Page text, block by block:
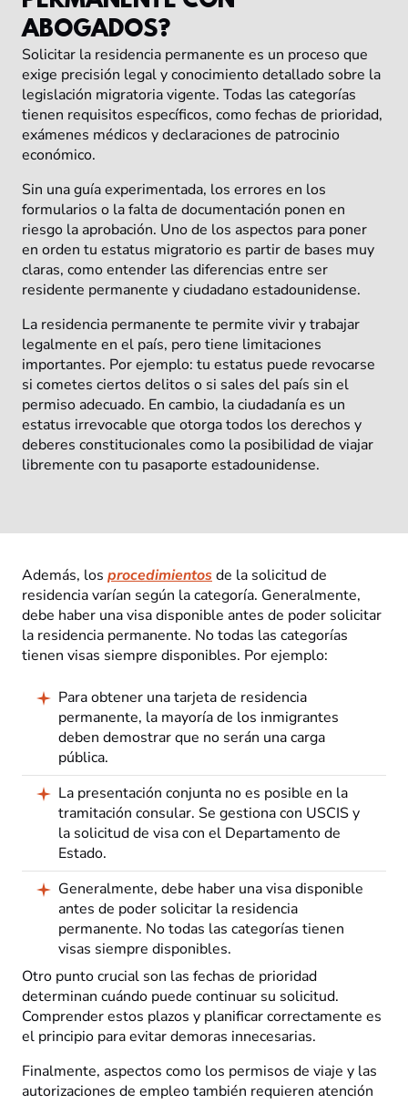
ABOGADOS?
Solicitar la residencia permanente es un proceso que
exige precisión legal y conocimiento detallado sobre la
legislación migratoria vigente. Todas las categorías
tienen requisitos específicos, como fechas de prioridad,
exámenes médicos y declaraciones de patrocinio
económico.
Sin una guía experimentada, los errores en los
formularios o la falta de documentación ponen en
riesgo la aprobación. Uno de los aspectos para poner
en orden tu estatus migratorio es partir de bases muy
claras, como entender las diferencias entre ser
residente permanente y ciudadano estadounidense.
La residencia permanente te permite vivir y trabajar
legalmente en el país, pero tiene limitaciones
importantes. Por ejemplo: tu estatus puede revocarse
si cometes ciertos delitos o si sales del país sin el
permiso adecuado. En cambio, la ciudadanía es un
estatus irrevocable que otorga todos los derechos y
deberes constitucionales como la posibilidad de viajar
libremente con tu pasaporte estadounidense.
Además, los procedimientos de la solicitud de
residencia varían según la categoría. Generalmente,
debe haber una visa disponible antes de poder solicitar
la residencia permanente. No todas las categorías
tienen visas siempre disponibles. Por ejemplo:
Para obtener una tarjeta de residencia
permanente, la mayoría de los inmigrantes
deben demostrar que no serán una carga
pública.
La presentación conjunta no es posible en la
tramitación consular. Se gestiona con USCIS y
la solicitud de visa con el Departamento de
Estado.
Generalmente, debe haber una visa disponible
antes de poder solicitar la residencia
permanente. No todas las categorías tienen
visas siempre disponibles.
Otro punto crucial son las fechas de prioridad
determinan cuándo puede continuar su solicitud.
Comprender estos plazos y planificar correctamente es
el principio para evitar demoras innecesarias.
Finalmente, aspectos como los permisos de viaje y las
autorizaciones de empleo también requieren atención